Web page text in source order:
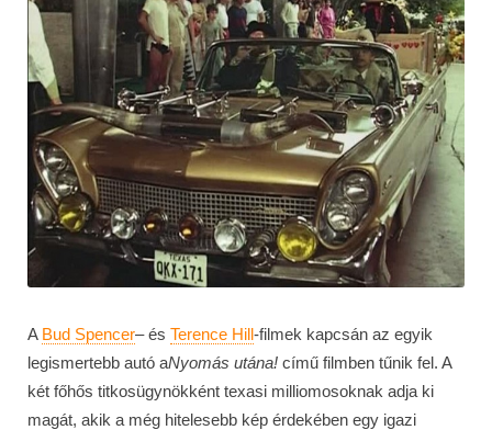
A Bud Spencer– és Terence Hill-filmek kapcsán az egyik
legismertebb autó aNyomás utána! című filmben tűnik fel. A
két főhős titkosügynökként texasi milliomosoknak adja ki
magát, akik a még hitelesebb kép érdekében egy igazi